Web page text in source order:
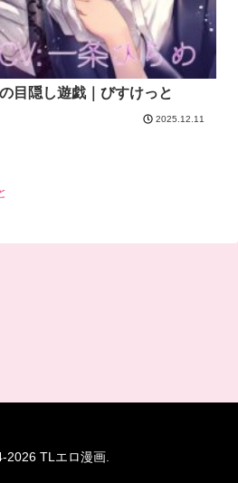
目隠し遊戯｜びすけっと
2025.12.11
2026 TLエロ漫画.